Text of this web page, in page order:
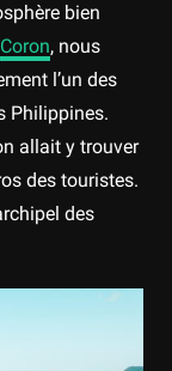
bien
Coron, nous
l’un des
Philippines.
allait y trouver
des touristes.
des